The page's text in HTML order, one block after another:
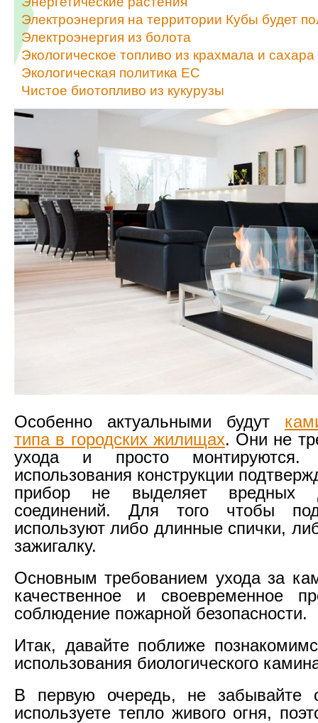
Электроэнергия на территории Кубы будет
Электроэнергия из болота
Экологическое топливо из крахмала и сахара
Экологическая политика ЕС
Чистое биотопливо из кукурузы
Особенно актуальными будут
типа в городских жилищах. Они не
ухода и просто монтируются.
использования конструкции
прибор не выделяет вредных
соединений. Для того чтобы
используют либо длинные спички,
зажигалку.
Основным требованием ухода за
качественное и своевременное
соблюдение пожарной безопасности.
Итак, давайте поближе
использования биологического
В первую очередь, не
используете тепло живого огня,